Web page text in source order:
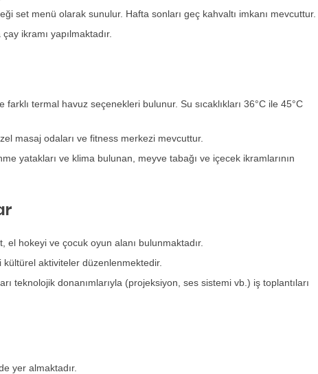
set menü olarak sunulur. Hafta sonları geç kahvaltı imkanı mevcuttur.
ikramı yapılmaktadır.
termal havuz seçenekleri bulunur. Su sıcaklıkları 36°C ile 45°C
masaj odaları ve fitness merkezi mevcuttur.
yatakları ve klima bulunan, meyve tabağı ve içecek ikramlarının
hokeyi ve çocuk oyun alanı bulunmaktadır.
kültürel aktiviteler düzenlenmektedir.
teknolojik donanımlarıyla (projeksiyon, ses sistemi vb.) iş toplantıları
yer almaktadır.